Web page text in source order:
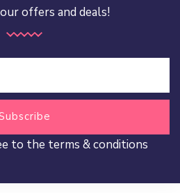
offers and deals!
to the terms & conditions